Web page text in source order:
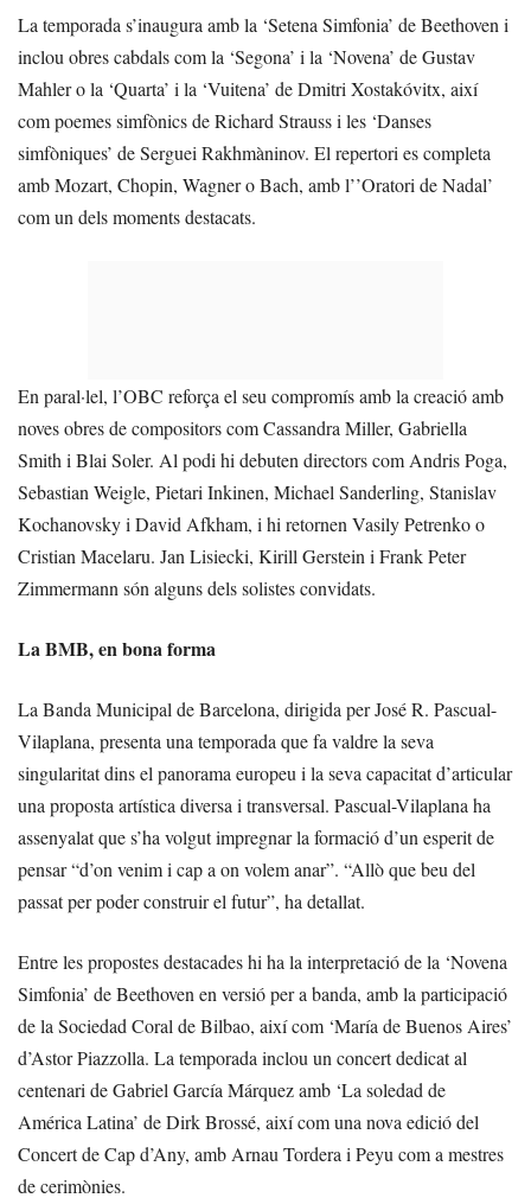
La temporada s’inaugura amb la ‘Setena Simfonia’ de Beethoven i
inclou obres cabdals com la ‘Segona’ i la ‘Novena’ de Gustav
Mahler o la ‘Quarta’ i la ‘Vuitena’ de Dmitri Xostakóvitx, així
com poemes simfònics de Richard Strauss i les ‘Danses
simfòniques’ de Serguei Rakhmàninov. El repertori es completa
amb Mozart, Chopin, Wagner o Bach, amb l’’Oratori de Nadal’
com un dels moments destacats.
En paral·lel, l’OBC reforça el seu compromís amb la creació amb
noves obres de compositors com Cassandra Miller, Gabriella
Smith i Blai Soler. Al podi hi debuten directors com Andris Poga,
Sebastian Weigle, Pietari Inkinen, Michael Sanderling, Stanislav
Kochanovsky i David Afkham, i hi retornen Vasily Petrenko o
Cristian Macelaru. Jan Lisiecki, Kirill Gerstein i Frank Peter
Zimmermann són alguns dels solistes convidats.
La BMB, en bona forma
La Banda Municipal de Barcelona, dirigida per José R. Pascual-
Vilaplana, presenta una temporada que fa valdre la seva
singularitat dins el panorama europeu i la seva capacitat d’articular
una proposta artística diversa i transversal. Pascual-Vilaplana ha
assenyalat que s’ha volgut impregnar la formació d’un esperit de
pensar “d’on venim i cap a on volem anar”. “Allò que beu del
passat per poder construir el futur”, ha detallat.
Entre les propostes destacades hi ha la interpretació de la ‘Novena
Simfonia’ de Beethoven en versió per a banda, amb la participació
de la Sociedad Coral de Bilbao, així com ‘María de Buenos Aires’
d’Astor Piazzolla. La temporada inclou un concert dedicat al
centenari de Gabriel García Márquez amb ‘La soledad de
América Latina’ de Dirk Brossé, així com una nova edició del
Concert de Cap d’Any, amb Arnau Tordera i Peyu com a mestres
de cerimònies.